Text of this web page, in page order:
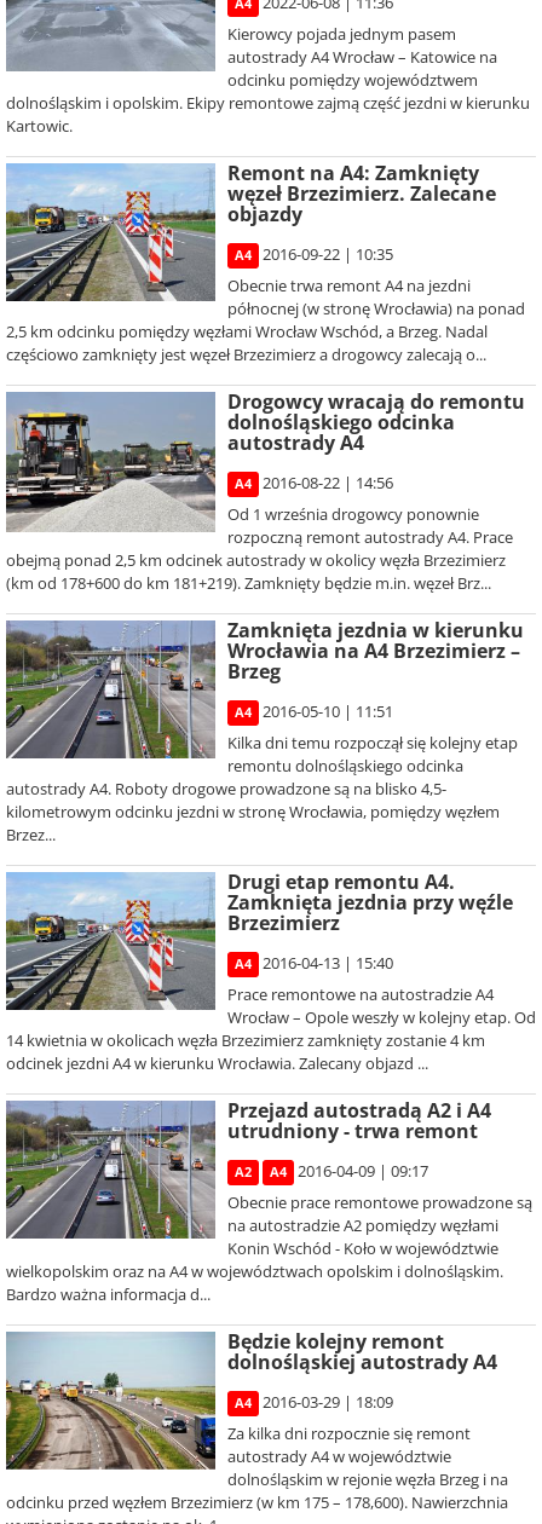
A4
Kierowcy pojada jednym pasem
autostrady A4 Wrocław – Katowice na
odcinku pomiędzy województwem
dolnośląskim i opolskim. Ekipy remontowe zajmą część jezdni w kierunku
Kartowic.
Remont na A4: Zamknięty
węzeł Brzezimierz. Zalecane
objazdy
A4
2016-09-22 | 10:35
Obecnie trwa remont A4 na jezdni
północnej (w stronę Wrocławia) na ponad
2,5 km odcinku pomiędzy węzłami Wrocław Wschód, a Brzeg. Nadal
częściowo zamknięty jest węzeł Brzezimierz a drogowcy zalecają o...
Drogowcy wracają do remontu
dolnośląskiego odcinka
autostrady A4
A4
2016-08-22 | 14:56
Od 1 września drogowcy ponownie
rozpoczną remont autostrady A4. Prace
obejmą ponad 2,5 km odcinek autostrady w okolicy węzła Brzezimierz
(km od 178+600 do km 181+219). Zamknięty będzie m.in. węzeł Brz...
Zamknięta jezdnia w kierunku
Wrocławia na A4 Brzezimierz –
Brzeg
A4
2016-05-10 | 11:51
Kilka dni temu rozpoczął się kolejny etap
remontu dolnośląskiego odcinka
autostrady A4. Roboty drogowe prowadzone są na blisko 4,5-
kilometrowym odcinku jezdni w stronę Wrocławia, pomiędzy węzłem
Brzez...
Drugi etap remontu A4.
Zamknięta jezdnia przy węźle
Brzezimierz
A4
2016-04-13 | 15:40
Prace remontowe na autostradzie A4
Wrocław – Opole weszły w kolejny etap. Od
14 kwietnia w okolicach węzła Brzezimierz zamknięty zostanie 4 km
odcinek jezdni A4 w kierunku Wrocławia. Zalecany objazd ...
Przejazd autostradą A2 i A4
utrudniony - trwa remont
A2 A4
2016-04-09 | 09:17
Obecnie prace remontowe prowadzone są
na autostradzie A2 pomiędzy węzłami
Konin Wschód - Koło w województwie
wielkopolskim oraz na A4 w województwach opolskim i dolnośląskim.
Bardzo ważna informacja d...
Będzie kolejny remont
dolnośląskiej autostrady A4
A4
2016-03-29 | 18:09
Za kilka dni rozpocznie się remont
autostrady A4 w województwie
dolnośląskim w rejonie węzła Brzeg i na
odcinku przed węzłem Brzezimierz (w km 175 – 178,600). Nawierzchnia